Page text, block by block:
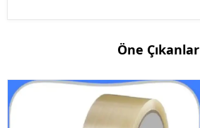
Öne Çıkanlar